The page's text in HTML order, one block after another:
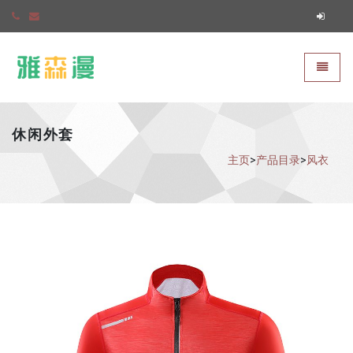
切换导
休闲外套
主页>产品目录>风衣